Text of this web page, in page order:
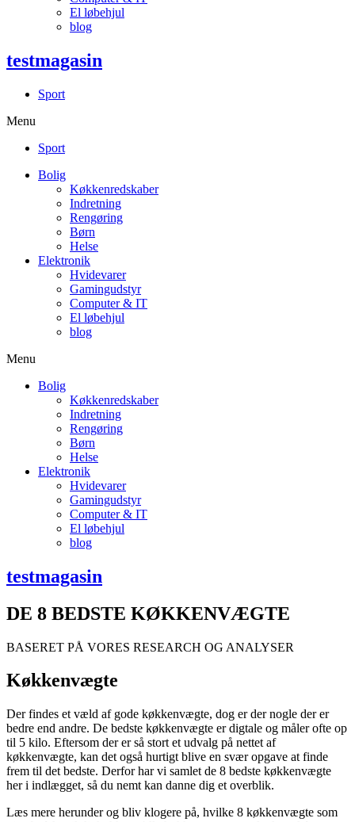
El løbehjul
blog
testmagasin
Sport
Menu
Sport
Bolig
Køkkenredskaber
Indretning
Rengøring
Børn
Helse
Elektronik
Hvidevarer
Gamingudstyr
Computer & IT
El løbehjul
blog
Menu
Bolig
Køkkenredskaber
Indretning
Rengøring
Børn
Helse
Elektronik
Hvidevarer
Gamingudstyr
Computer & IT
El løbehjul
blog
testmagasin
DE 8 BEDSTE KØKKENVÆGTE
BASERET PÅ VORES RESEARCH OG ANALYSER
Køkkenvægte
Der findes et væld af gode køkkenvægte, dog er der nogle der er
bedre end andre. De bedste køkkenvægte er digtale og måler ofte op
til 5 kilo. Eftersom der er så stort et udvalg på nettet af
køkkenvægte, kan det også hurtigt blive en svær opgave at finde
frem til det bedste. Derfor har vi samlet de 8 bedste køkkenvægte
her i indlægget, så du nemt kan danne dig et overblik.
Læs mere herunder og bliv klogere på, hvilke 8 køkkenvægte som